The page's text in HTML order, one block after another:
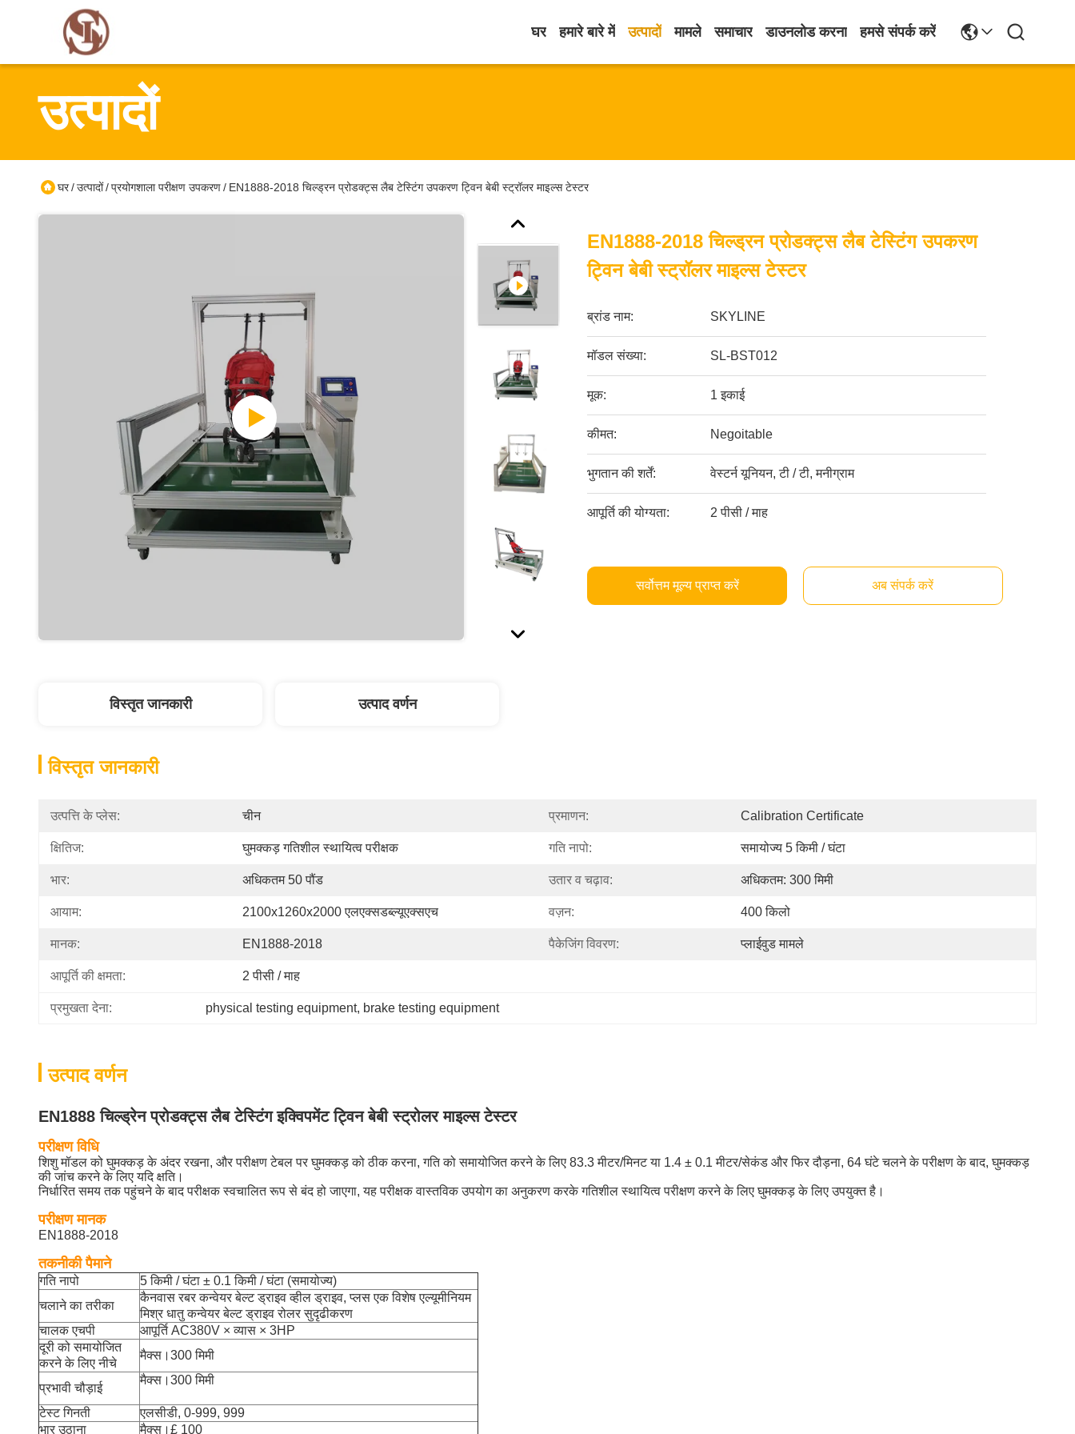
घर हमारे बारे में उत्पादों मामले समाचार डाउनलोड करना हमसे संपर्क करें
उत्पादों
घर/उत्पादों/प्रयोगशाला परीक्षण उपकरण/ EN1888-2018 चिल्ड्रन प्रोडक्ट्स लैब टेस्टिंग उपकरण ट्विन बेबी स्ट्रॉलर माइल्स टेस्टर
EN1888-2018 चिल्ड्रन प्रोडक्ट्स लैब टेस्टिंग उपकरण
ट्विन बेबी स्ट्रॉलर माइल्स टेस्टर
ब्रांड नाम: SKYLINE
मॉडल संख्या: SL-BST012
मूक: 1 इकाई
कीमत: Negoitable
भुगतान की शर्तें: वेस्टर्न यूनियन, टी / टी, मनीग्राम
आपूर्ति की योग्यता: 2 पीसी / माह
सर्वोत्तम मूल्य प्राप्त करें अब संपर्क करें
विस्तृत जानकारी उत्पाद वर्णन
विस्तृत जानकारी
उत्पत्ति के प्लेस: चीन प्रमाणन: Calibration Certificate
क्षितिज: घुमक्कड़ गतिशील स्थायित्व परीक्षक गति नापो: समायोज्य 5 किमी / घंटा
भार: अधिकतम 50 पौंड उतार व चढ़ाव: अधिकतम: 300 मिमी
आयाम: 2100x1260x2000 एलएक्सडब्ल्यूएक्सएच वज़न: 400 किलो
मानक: EN1888-2018 पैकेजिंग विवरण: प्लाईवुड मामले
आपूर्ति की क्षमता: 2 पीसी / माह
प्रमुखता देना: physical testing equipment, brake testing equipment
उत्पाद वर्णन
EN1888 चिल्ड्रेन प्रोडक्ट्स लैब टेस्टिंग इक्विपमेंट ट्विन बेबी स्ट्रोलर माइल्स टेस्टर
परीक्षण विधि
शिशु मॉडल को घुमक्कड़ के अंदर रखना, और परीक्षण टेबल पर घुमक्कड़ को ठीक करना, गति को समायोजित करने के लिए 83.3 मीटर/मिनट या 1.4 ± 0.1 मीटर/सेकंड और फिर दौड़ना, 64 घंटे चलने के परीक्षण के बाद, घुमक्कड़
की जांच करने के लिए यदि क्षति।
निर्धारित समय तक पहुंचने के बाद परीक्षक स्वचालित रूप से बंद हो जाएगा, यह परीक्षक वास्तविक उपयोग का अनुकरण करके गतिशील स्थायित्व परीक्षण करने के लिए घुमक्कड़ के लिए उपयुक्त है।
परीक्षण मानक
EN1888-2018
तकनीकी पैमाने
गति नापो
5 किमी / घंटा ± 0.1 किमी / घंटा (समायोज्य)
चलाने का तरीका
कैनवास रबर कन्वेयर बेल्ट ड्राइव व्हील ड्राइव, प्लस एक विशेष एल्यूमीनियम
मिश्र धातु कन्वेयर बेल्ट ड्राइव रोलर सुदृढीकरण
चालक एचपी
आपूर्ति AC380V × व्यास × 3HP
दूरी को समायोजित
करने के लिए नीचे
मैक्स।300 मिमी
प्रभावी चौड़ाई
मैक्स।300 मिमी
टेस्ट गिनती
एलसीडी, 0-999, 999
भार उठाना
मैक्स।£ 100